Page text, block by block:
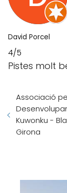
David Porcel
4/5
Pistes molt
Associació
Kuwonku -
Girona